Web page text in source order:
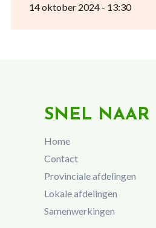
14 oktober 2024 - 13:30
SNEL NAAR
Home
Contact
Provinciale afdelingen
Lokale afdelingen
Samenwerkingen